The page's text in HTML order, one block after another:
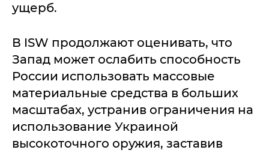
ущерб.
В ISW продолжают оценивать, что
Запад может ослабить способность
России использовать массовые
материальные средства в больших
масштабах, устранив ограничения на
использование Украиной
высокоточного оружия, заставив